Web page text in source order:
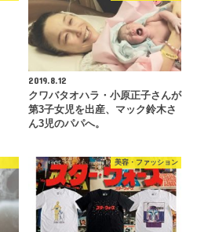
2019.8.12
クワバタオハラ・小原正子さんが
第3子女児を出産、マック鈴木さ
ん3児のパパへ。
美容・ファッション